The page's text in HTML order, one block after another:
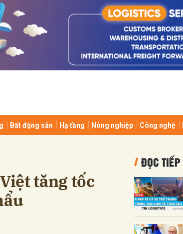
Bất động sản Hạ tầng Nông nghiệp Công nghệ
tăng tốc
ĐỌC TIẾP